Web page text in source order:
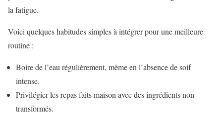
la fatigue.
Voici quelques habitudes simples à intégrer pour une meilleure
routine :
Boire de l’eau régulièrement, même en l’absence de soif
intense.
Privilégier les repas faits maison avec des ingrédients non
transformés.